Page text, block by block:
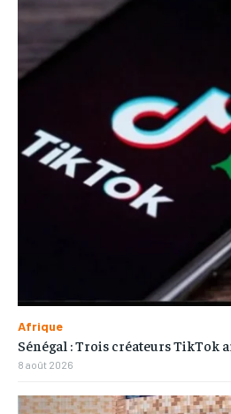
Afrique
Sénégal : Trois créateurs TikTok
8 août 2026